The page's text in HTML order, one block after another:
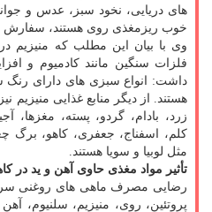
های دریایی، نخود سبز، عدس و
خوب ریزمغذی روی هستند، سفارش
وی با بیان این مطلب که
فلزات سنگین مانند کادمیوم و
داشت: انواع سبزی های دارای رنگ
هستند. از دیگر منابع غذایی منیزیم
زرد، بادام، گردو، پسته،
کلم، اسفناج، جعفری، کاهو، برگ
مثل لوبیا و سویا هستند.
تأثیر مواد مغذی حاوی آهن و ید در
پروتئین، روی، منیزیم، سلنیوم،